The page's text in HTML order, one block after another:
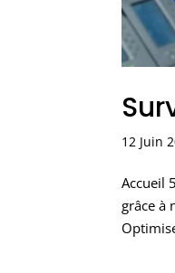
12 Juin
Accueil
grâce à